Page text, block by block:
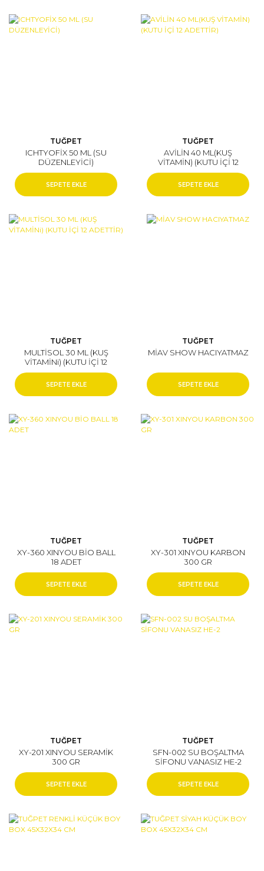
TUĞPET
ICHTYOFİX 50 ML (SU
DÜZENLEYİCİ)
SEPETE EKLE
TUĞPET
AVİLİN 40 ML(KUŞ
VİTAMİN) (KUTU İÇİ 12
ADETTİR)
SEPETE EKLE
TUĞPET
MULTİSOL 30 ML (KUŞ
VİTAMİNi) (KUTU İÇİ 12
ADETTİR)
SEPETE EKLE
TUĞPET
MİAV SHOW HACIYATMAZ
SEPETE EKLE
TUĞPET
XY-360 XINYOU BİO BALL
18 ADET
SEPETE EKLE
TUĞPET
XY-301 XINYOU KARBON
300 GR
SEPETE EKLE
TUĞPET
XY-201 XINYOU SERAMİK
300 GR
SEPETE EKLE
TUĞPET
SFN-002 SU BOŞALTMA
SİFONU VANASIZ HE-2
SEPETE EKLE